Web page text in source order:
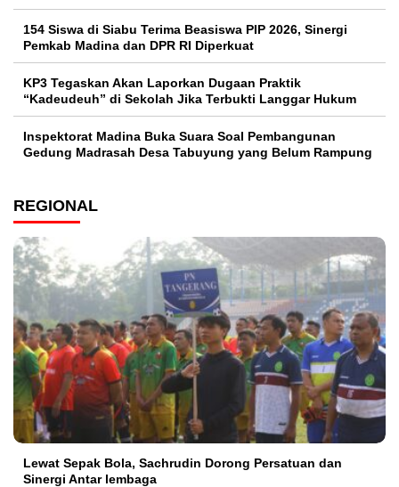
154 Siswa di Siabu Terima Beasiswa PIP 2026, Sinergi
Pemkab Madina dan DPR RI Diperkuat
KP3 Tegaskan Akan Laporkan Dugaan Praktik
“Kadeudeuh” di Sekolah Jika Terbukti Langgar Hukum
Inspektorat Madina Buka Suara Soal Pembangunan
Gedung Madrasah Desa Tabuyung yang Belum Rampung
REGIONAL
Lewat Sepak Bola, Sachrudin Dorong Persatuan dan
Sinergi Antar lembaga